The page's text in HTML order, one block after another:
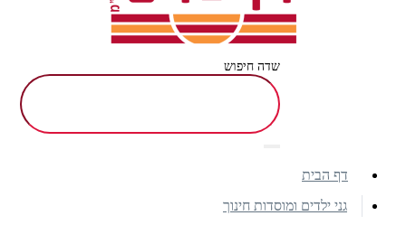
שדה חיפוש
דף הבית
גני ילדים ומוסדות חינוך